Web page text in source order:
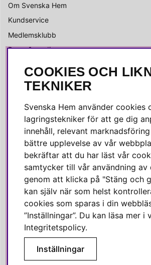
Om Svenska Hem
Kundservice
Medlemsklubb
Press & media
SOCIALA MEDIER
Instagram
Linkedin
Pinterest
SVENSKA HEM
Varmt välkommen till Svenska Hem!
Vi värdesätter våra kunder högt och finns
om du har några frågor eller vill ha
010-35 00 610
COOKIES OCH
TEKNIKER
Svenska Hem använder cookies
lagringstekniker för att ge dig
innehåll, relevant
bättre upplevelse av vår
bekräftar att du har läst vår
samtycker till vår användning av
genom att klicka på "Stäng och
kan själv när som helst
cookies som sparas i din
”Inställningar”. Du kan läsa mer i
Integritetspolicy.
Inställningar